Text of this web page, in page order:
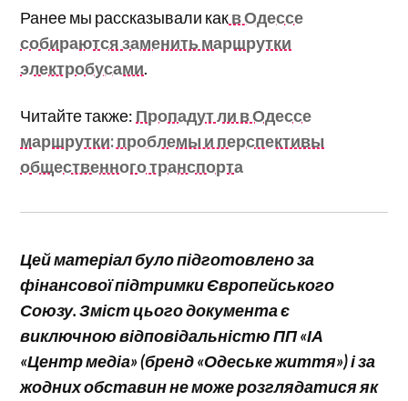
Ранее мы рассказывали какв Одессе
собираются заменить маршрутки
электробусами.
Читайте также: Пропадут ли в Одессе
маршрутки: проблемы и перспективы
общественного транспорта
Цей матеріал було підготовлено за
фінансової підтримки Європейського
Союзу. Зміст цього документа є
виключною відповідальністю ПП «ІА
«Центр медіа» (бренд «Одеське життя») і за
жодних обставин не може розглядатися як